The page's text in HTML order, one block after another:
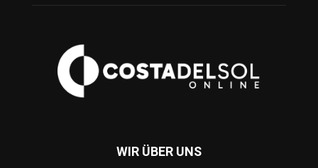
WIR ÜBER UNS